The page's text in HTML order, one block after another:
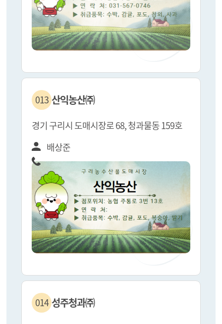
013 산익농산㈜
경기 구리시 도매시장로 68, 청과물동 159호
배상준
014 성주청과㈜